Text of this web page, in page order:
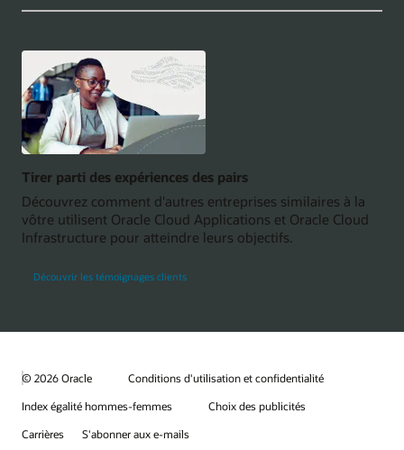
Tirer parti des expériences des pairs
Découvrez comment d'autres entreprises similaires à la
vôtre utilisent Oracle Cloud Applications et Oracle Cloud
Infrastructure pour atteindre leurs objectifs.
Découvrir les témoignages clients
© 2026 Oracle
Conditions d'utilisation et confidentialité
Index égalité hommes-femmes
Choix des publicités
Carrières
S'abonner aux e-mails